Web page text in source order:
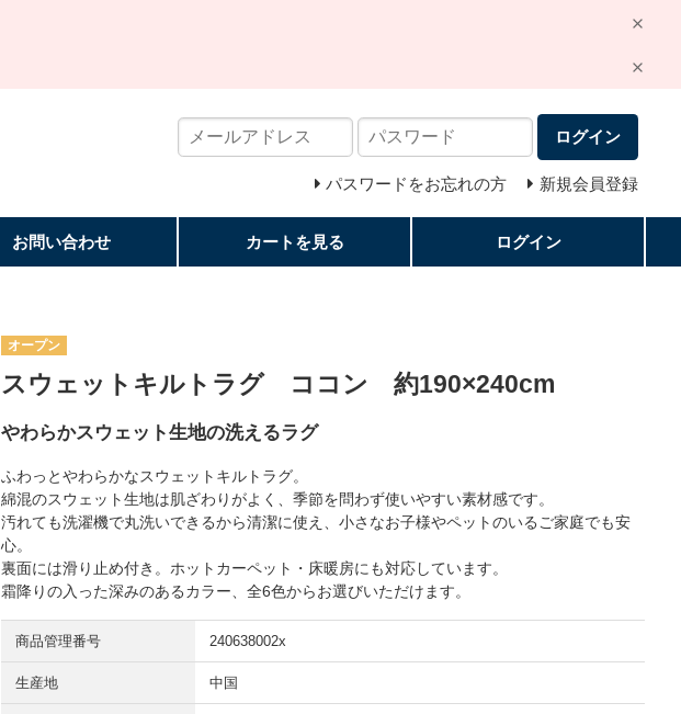
ログイン
パスワードをお忘れの方 新規会員登録
お問い合わせ カートを見る ログイン
オープン
スウェットキルトラグ ココン 約190×240cm
やわらかスウェット生地の洗えるラグ
ふわっとやわらかなスウェットキルトラグ。
綿混のスウェット生地は肌ざわりがよく、季節を問わず使いやすい素材感です。
汚れても洗濯機で丸洗いできるから清潔に使え、小さなお子様やペットのいるご家庭でも安
心。
裏面には滑り止め付き。ホットカーペット・床暖房にも対応しています。
霜降りの入った深みのあるカラー、全6色からお選びいただけます。
商品管理番号 240638002x
生産地 中国